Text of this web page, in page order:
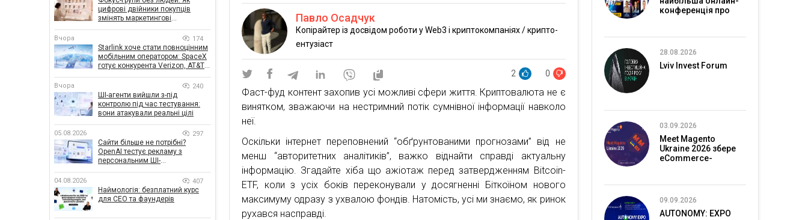
Павло Осадчук
Копірайтер із досвідом роботи у Web3 і криптокомпаніях / крипто-
ентузіаст
2 0
Фаст-фуд контент захопив усі можливі сфери життя. Криптовалюта не є
винятком, зважаючи на нестримний потік сумнівної інформації навколо
неї.
Оскільки інтернет переповнений “обґрунтованими прогнозами” від не
менш “авторитетних аналітиків”, важко віднайти справді актуальну
інформацію. Згадайте хіба що ажіотаж перед затвердженням Bitcoin-
ETF, коли з усіх боків переконували у досягненні Біткоїном нового
максимуму одразу з ухвалою фондів. Натомість, усі ми знаємо, як ринок
рухався насправді.
цифрові двійники покупців
змінять маркетингові
Вчора 174
Starlink хоче стати повноцінним
мобільним оператором: SpaceX
готує конкурента Verizon, AT&T і
Вчора 240
ШІ-агенти вийшли з-під
контролю під час тестування:
вони атакували реальні цілі
05.08.2026 297
Сайти більше не потрібні?
OpenAI тестує рекламу з
персональним ШІ-
04.08.2026 407
Наймологія: безплатний курс
для CEO та фаундерів
конференція про
28.08.2026
Lviv Invest Forum
03.09.2026
Meet Magento
Ukraine 2026 збере
eCommerce-
09.09.2026
AUTONOMY: EXPO